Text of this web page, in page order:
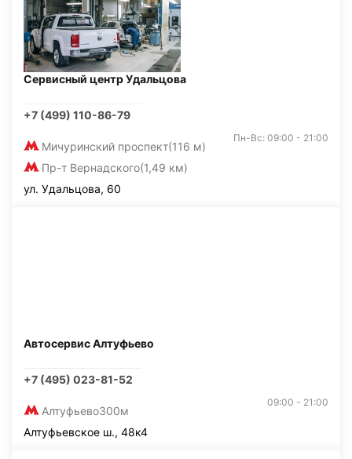
Сервисный центр Удальцова
+7 (499) 110-86-79
Мичуринский проспект(116 м)
Пр-т Вернадского(1,49 км)
Пн-Вс: 09:00 - 21:00
ул. Удальцова, 60
Автосервис Алтуфьево
+7 (495) 023-81-52
Алтуфьево300м
09:00 - 21:00
Алтуфьевское ш., 48к4